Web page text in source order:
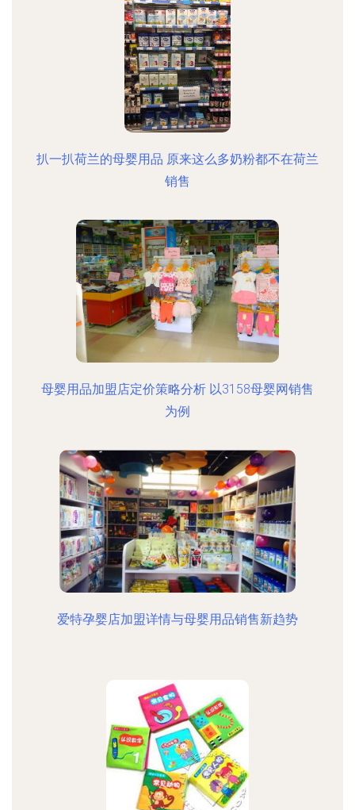
扒一扒荷兰的母婴用品 原来这么多奶粉都不在荷兰
销售
母婴用品加盟店定价策略分析 以3158母婴网销售
为例
爱特孕婴店加盟详情与母婴用品销售新趋势